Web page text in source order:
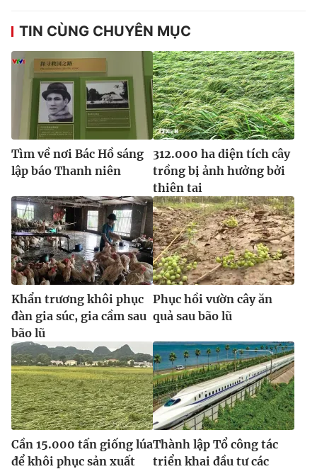
Email:toasoan@vtv.vn
® Cấm sao chép dưới mọi hình thức nếu không có sự chấp
thuận bằng văn bản. Ghi rõ nguồn VTV.vn khi phát hành lại
thông tin từ website này.
TIN CÙNG CHUYÊN MỤC
Tìm về nơi Bác Hồ sáng
lập báo Thanh niên
312.000 ha diện tích cây
trồng bị ảnh hưởng bởi
thiên tai
Khẩn trương khôi phục
đàn gia súc, gia cầm sau
bão lũ
Phục hồi vườn cây ăn
quả sau bão lũ
Cần 15.000 tấn giống lúa
để khôi phục sản xuất
Thành lập Tổ công tác
triển khai đầu tư các